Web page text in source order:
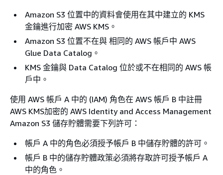
Amazon S3 位置中的資料會使用在其中建立的 KMS
金鑰進行加密 AWS KMS。
Amazon S3 位置不在與 相同的 AWS 帳戶中 AWS
Glue Data Catalog。
KMS 金鑰與 Data Catalog 位於或不在相同的 AWS 帳
戶中。
使用 AWS 帳戶 A 中的 (IAM) 角色在 AWS 帳戶 B 中註冊
AWS KMS加密的 AWS Identity and Access Management
Amazon S3 儲存貯體需要下列許可：
帳戶 A 中的角色必須授予帳戶 B 中儲存貯體的許可。
帳戶 B 中的儲存貯體政策必須將存取許可授予帳戶 A
中的角色。